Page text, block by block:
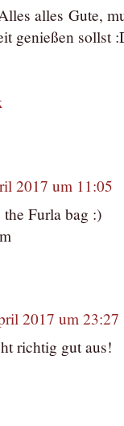
alles Gute,
genießen sollst
2017 um 11:05
Furla bag :)
2017 um 23:27
richtig gut aus!